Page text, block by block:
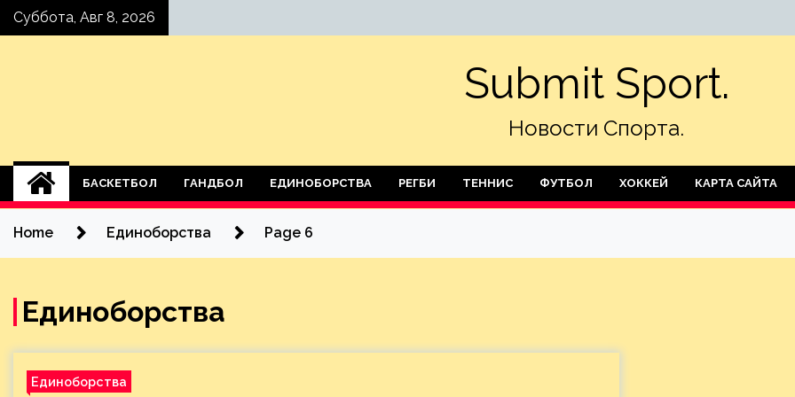
SkipСуббота, Авг 8, 2026
Submit Sport.
Новости Спорта.
БАСКЕТБОЛ ГАНДБОЛ ЕДИНОБОРСТВА РЕГБИ ТЕННИС ФУТБОЛ ХОККЕЙ КАРТА САЙТА
Home Единоборства Page 6
Единоборства
Единоборства